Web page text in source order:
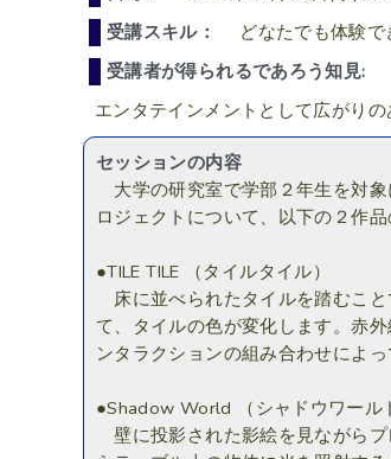
受講スキル：
どなたでも体験で
受講者が得られるであろう知見:
エンタテインメントとして広がり
セッションの内容
大学の研究室で学部２年生を対
ロジェクトについて、以下の２作
●TILE TILE （タイルタイル）
床に並べられたタイルを踏むこ
て、タイルの色が変化します。赤
ンタラクションの組み合わせによ
●Shadow World （シャドウワール
壁に投影された影絵を見ながら